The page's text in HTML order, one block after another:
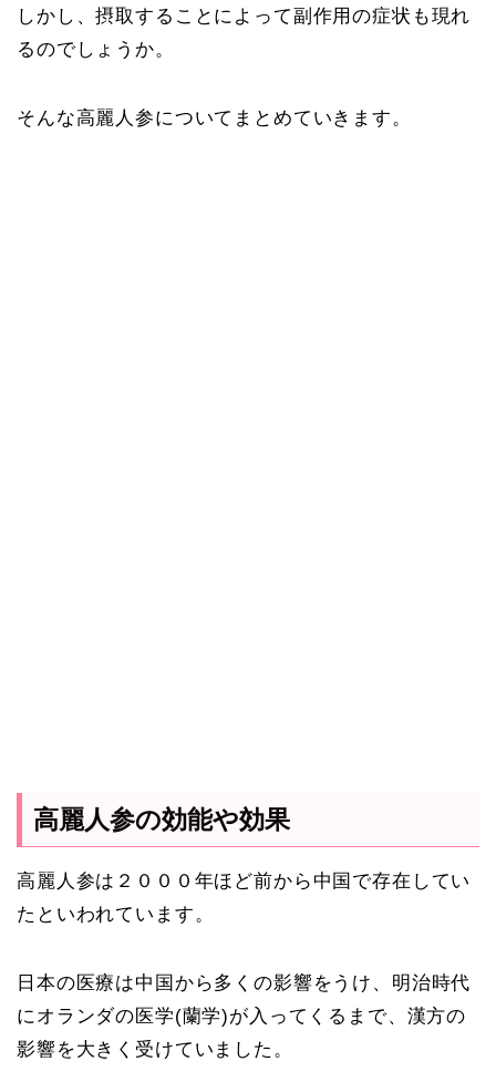
しかし、摂取することによって副作用の症状も現れ
るのでしょうか。
そんな高麗人参についてまとめていきます。
高麗人参の効能や効果
高麗人参は２０００年ほど前から中国で存在してい
たといわれています。
日本の医療は中国から多くの影響をうけ、明治時代
にオランダの医学(蘭学)が入ってくるまで、漢方の
影響を大きく受けていました。